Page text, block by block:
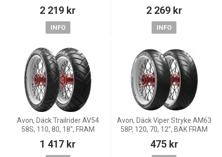
2 219 kr
INFO
2 269 kr
INFO
Avon, Däck Trailrider AV54
58S, 110, 80, 18", FRAM
1 417 kr
Avon, Däck Viper Stryke AM63
58P, 120, 70, 12", BAK FRAM
475 kr